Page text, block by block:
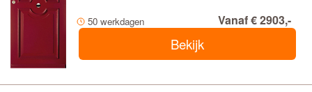
50 werkdagen Vanaf € 2903,-
Bekijk